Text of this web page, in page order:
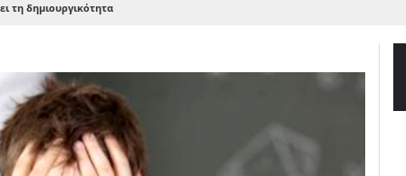
τη δημιουργικότητα